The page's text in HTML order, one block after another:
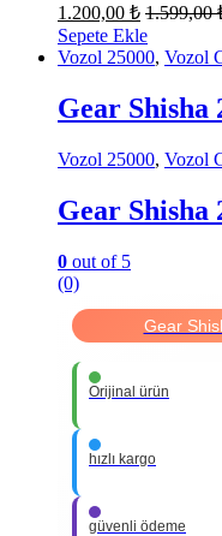
1.200,00 ₺ 1.599,00
Sepete Ekle
Vozol 25000, Vozol
Gear
Vozol 25000, Vozol
Gear
0 out of 5
(0)
Gear
Orijinal ürün
hızlı kargo
güvenli ödeme